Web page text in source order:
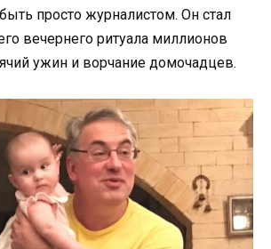
просто журналистом. Он стал
вечернего ритуала миллионов
ужин и ворчание домочадцев.